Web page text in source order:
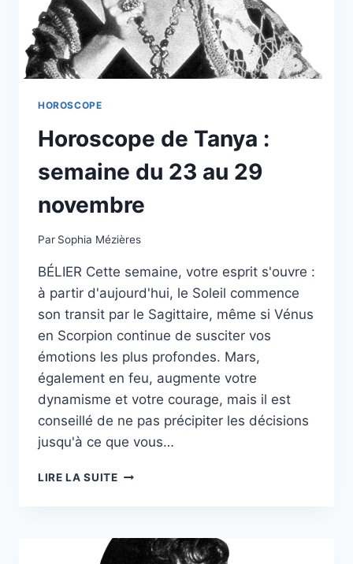
HOROSCOPE
Horoscope de Tanya :
semaine du 23 au 29
novembre
Par Sophia Mézières
BÉLIER Cette semaine, votre esprit s'ouvre :
à partir d'aujourd'hui, le Soleil commence
son transit par le Sagittaire, même si Vénus
en Scorpion continue de susciter vos
émotions les plus profondes. Mars,
également en feu, augmente votre
dynamisme et votre courage, mais il est
conseillé de ne pas précipiter les décisions
jusqu'à ce que vous…
LIRE LA SUITEHOROSCOPE
SEMAINE